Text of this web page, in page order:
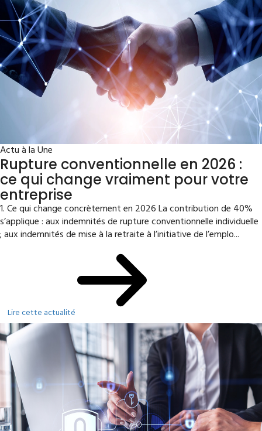
Actu à la Une
Rupture conventionnelle en 2026 :
ce qui change vraiment pour votre
entreprise
1. Ce qui change concrètement en 2026 La contribution de 40%
s’applique : aux indemnités de rupture conventionnelle individuelle
; aux indemnités de mise à la retraite à l’initiative de l’emplo...
Lire cette actualité